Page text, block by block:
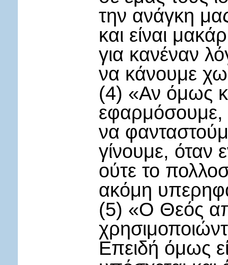
την ανάγκη
και είναι
για κανέναν
να κάνουμε
(4) «Αν όμως
εφαρμόσουμε,
να
γίνουμε, όταν
ούτε το
ακόμη
(5) «Ο Θεός
Επειδή όμως